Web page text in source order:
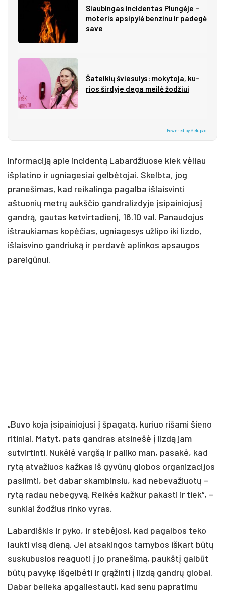
Siau­bin­gas in­ci­den­tas Plun­gė­je –
mo­te­ris ap­si­py­lė ben­zi­nu ir pa­de­gė
sa­ve
Ša­tei­kių švie­su­lys: mo­ky­to­ja, ku­
rios šir­dy­je de­ga mei­lė žo­džiui
Powered by Setupad
Informaciją apie incidentą Labardžiuose kiek vėliau
išplatino ir ugniagesiai gelbėtojai. Skelbta, jog
pranešimas, kad reikalinga pagalba išlaisvinti
aštuonių metrų aukščio gandralizdyje įsipainiojusį
gandrą, gautas ketvirtadienį, 16.10 val. Panaudojus
ištraukiamas kopėčias, ugniagesys užlipo iki lizdo,
išlaisvino gandriuką ir perdavė aplinkos apsaugos
pareigūnui.
„Buvo koja įsipainiojusi į špagatą, kuriuo rišami šieno
ritiniai. Matyt, pats gandras atsinešė į lizdą jam
sutvirtinti. Nukėlė vargšą ir paliko man, pasakė, kad
rytą atvažiuos kažkas iš gyvūnų globos organizacijos
pasiimti, bet dabar skambinsiu, kad nebevažiuotų –
rytą radau nebegyvą. Reikės kažkur pakasti ir tiek“, –
sunkiai žodžius rinko vyras.
Labardiškis ir pyko, ir stebėjosi, kad pagalbos teko
laukti visą dieną. Jei atsakingos tarnybos iškart būtų
suskubusios reaguoti į jo pranešimą, paukštį galbūt
būtų pavykę išgelbėti ir grąžinti į lizdą gandrų globai.
Dabar belieka apgailestauti, kad senu papratimu